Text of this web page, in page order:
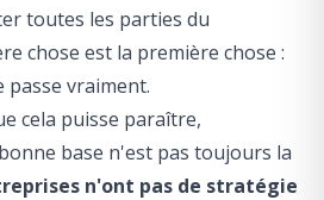
toutes les parties du
chose est la première chose :
passe vraiment.
cela puisse paraître,
base n'est pas toujours la
n'ont pas de stratégie